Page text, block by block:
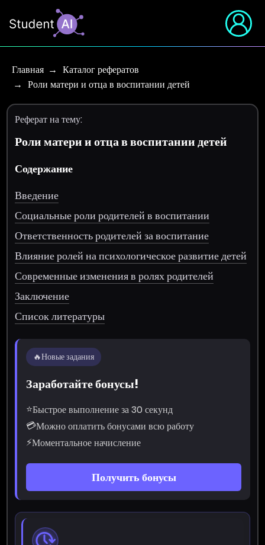
Главная
Каталог рефератов
Роли матери и отца в воспитании детей
Реферат на тему:
Роли матери и отца в воспитании детей
Содержание
Введение
Социальные роли родителей в воспитании
Ответственность родителей за воспитание
Влияние ролей на психологическое развитие детей
Современные изменения в ролях родителей
Заключение
Список литературы
🔥Новые задания
Заработайте бонусы!
⭐Быстрое выполнение за 30 секунд
💳Можно оплатить бонусами всю работу
⚡Моментальное начисление
Получить бонусы